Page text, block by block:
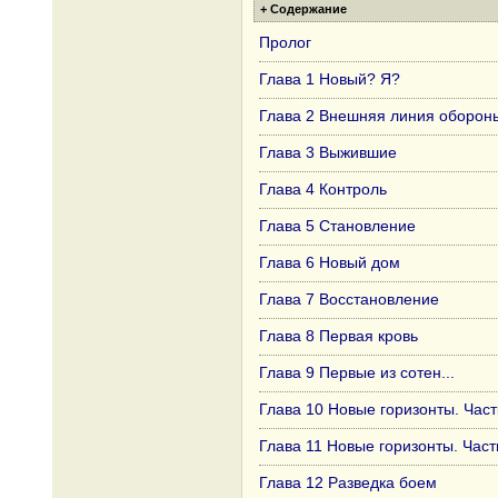
+ Содержание
Пролог
Глава 1 Новый? Я?
Глава 2 Внешняя линия
Глава 3 Выжившие
Глава 4 Контроль
Глава 5 Становление
Глава 6 Новый дом
Глава 7 Восстановление
Глава 8 Первая кровь
Глава 9 Первые из сотен...
Глава 10 Новые горизонты.
Глава 11 Новые горизонты.
Глава 12 Разведка боем